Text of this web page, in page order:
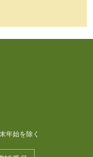
年始を除く